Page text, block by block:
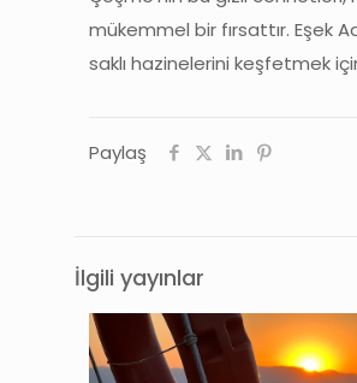
mükemmel bir fırsattır. Eşek
saklı hazinelerini keşfetmek
Paylaş
İlgili yayınlar